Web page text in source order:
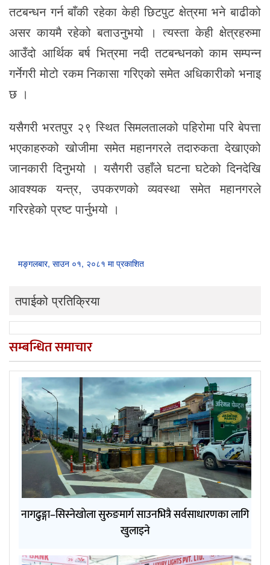
तटबन्धन गर्न बाँकी रहेका केही छिटपुट क्षेत्रमा भने बाढीको
असर कायमै रहेको बताउनुभयो । त्यस्ता केही क्षेत्रहरुमा
आउँदो आर्थिक बर्ष भित्रमा नदी तटबन्धनको काम सम्पन्न
गर्नेगरी मोटो रकम निकासा गरिएको समेत अधिकारीको भनाइ
छ ।
यसैगरी भरतपुर २९ स्थित सिमलतालको पहिरोमा परि बेपत्ता
भएकाहरुको खोजीमा समेत महानगरले तदारुकता देखाएको
जानकारी दिनुभयो । यसैगरी उहाँले घटना घटेको दिनदेखि
आवश्यक यन्त्र, उपकरणको व्यवस्था समेत महानगरले
गरिरहेको प्रष्ट पार्नुभयो ।
मङ्गलबार, साउन ०१, २०८१ मा प्रकाशित
तपाईको प्रतिक्रिया
सम्बन्धित समाचार
नागढुङ्गा–सिस्नेखोला सुरुङमार्ग साउनभित्रै सर्वसाधारणका लागि
खुलाइने